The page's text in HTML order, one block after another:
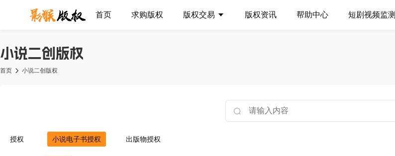
首页 求购版权 版权交易 版权资讯 帮助中心 短剧视频监测
小说二创版权
首页 小说二创版权
授权 小说电子书授权 出版物授权